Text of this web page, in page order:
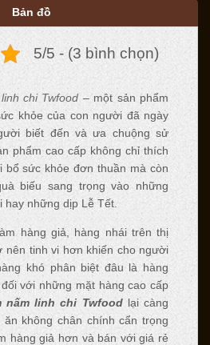
Bản đồ
5/5 - (3 bình chọn)
chi Twfood – một sản phẩm
khỏe của con người đã ngày
biết đến và ưa chuộng sử
phẩm cao cấp không chỉ thích
bổ sức khỏe đơn thuần mà còn
biếu sang trọng vào những
những dịp Lễ Tết.
hàng giả, hàng nhái trên thị
nên tinh vi hơn khiến cho người
khó phân biệt đâu là hàng
với những mặt hàng cao cấp
nấm linh chi Twfoodlại càng
không chân chính cẩn trọng
hàng giả hơn và bán với giá rẻ